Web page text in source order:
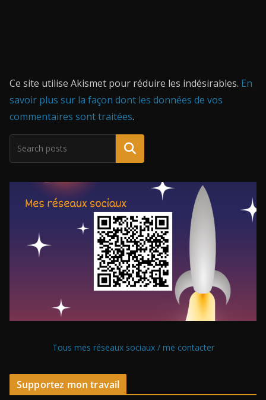
Ce site utilise Akismet pour réduire les indésirables. En
savoir plus sur la façon dont les données de vos
commentaires sont traitées.
Tous mes réseaux sociaux / me contacter
Supportez mon travail